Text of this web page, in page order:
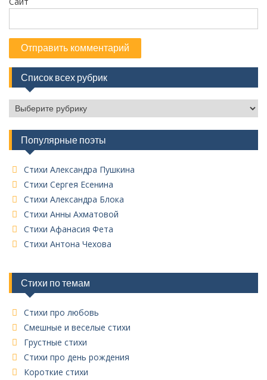
Список всех рубрик
п
и
к
в
е
х
р
у
к
Популярные поэты
Стихи Александра Пушкина
Стихи Сергея Есенина
Стихи Александра Блока
Стихи Анны Ахматовой
Стихи Афанасия Фета
Стихи Антона Чехова
Стихи по темам
Стихи про любовь
Смешные и веселые стихи
Грустные стихи
Стихи про день рождения
Короткие стихи